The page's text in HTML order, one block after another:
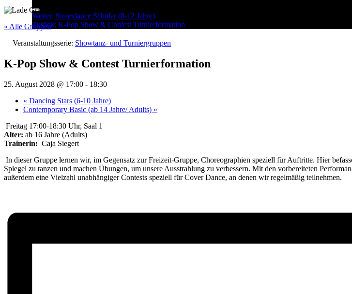
Menu
Post
navigation
Weiter: Streetdance Schüler (8-12 Jahre)
Zurück: K-Pop Show & Contest Turnierformation
« Alle Gruppen
Veranstaltungsserie: Showtanz- und Turniergruppen
K-Pop Show & Contest Turnierformation
25. August 2028 @ 17:00 - 18:30
« Dancing Stars (6-10 Jahre)
Contemporary Basic (ab 14 Jahre/ Adults) »
Freitag 17:00-18:30 Uhr, Saal 1
Alter: ab 16 Jahre (Adults)
Trainerin: Caja Siegert
In dieser Gruppe lernen wir, im Gegensatz zur Freizeit-Gruppe, Choreographien speziell für Auftritte. Hier
Spiegel zu tanzen und machen Übungen, um unsere Ausstrahlung zu verbessern. Mit den vorbereiteten
außerdem eine Vielzahl unabhängiger Contests speziell für Cover Dance, an denen wir regelmäßig teilnehmen.